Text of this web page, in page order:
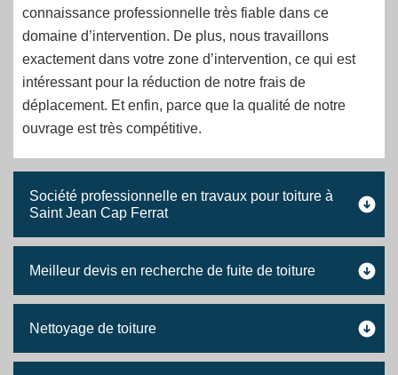
connaissance professionnelle très fiable dans ce
domaine d’intervention. De plus, nous travaillons
exactement dans votre zone d’intervention, ce qui est
intéressant pour la réduction de notre frais de
déplacement. Et enfin, parce que la qualité de notre
ouvrage est très compétitive.
Société professionnelle en travaux pour toiture à
Saint Jean Cap Ferrat
Meilleur devis en recherche de fuite de toiture
Nettoyage de toiture